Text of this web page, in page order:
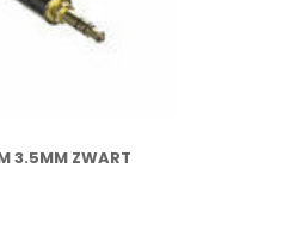
3.5MM ZWART